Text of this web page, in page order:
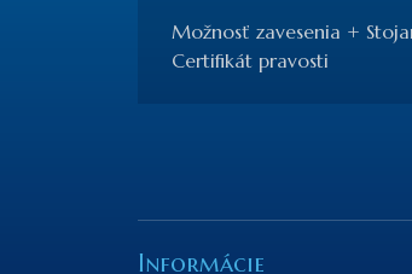
Možnosť zavesenia +
Certifikát pravosti
Informácie